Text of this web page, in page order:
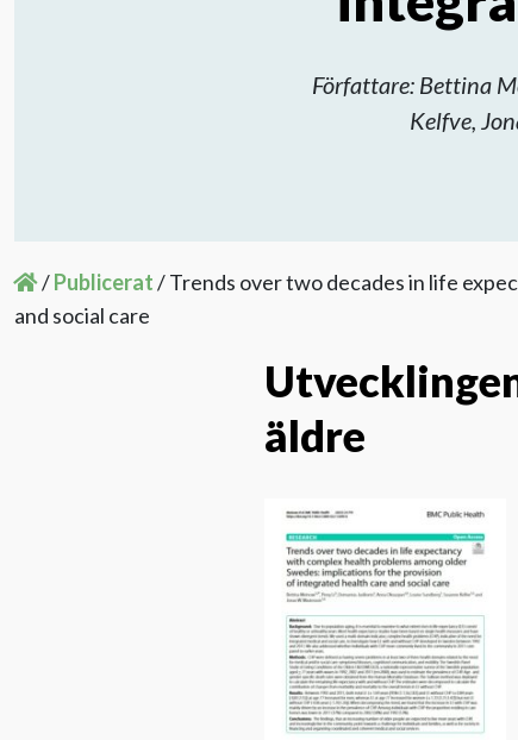
Författare: Bettina
Kelfve,
/Publicerat/Trends over two decades in life
and social care
äldre